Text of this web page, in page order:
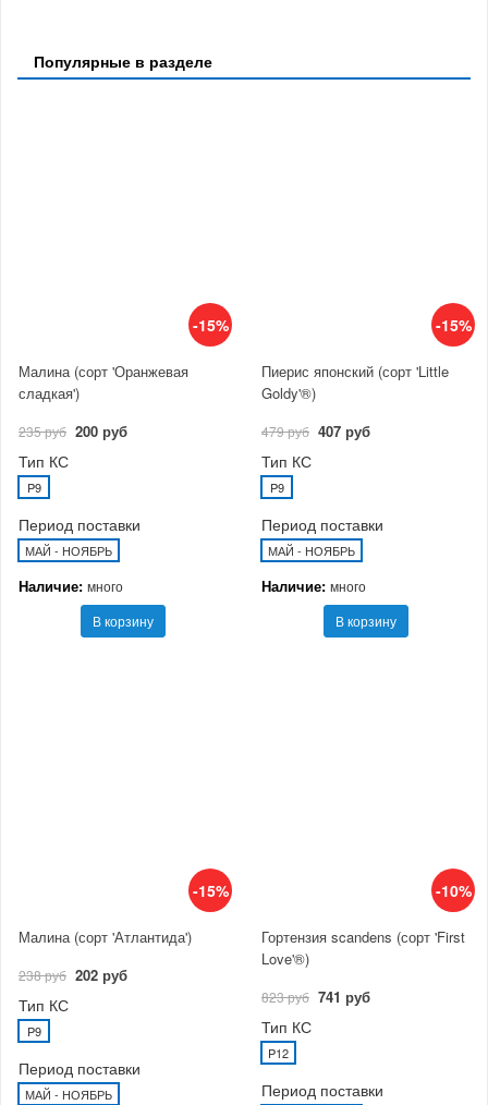
Популярные в разделе
-15%
Малина (сорт 'Оранжевая
сладкая')
235 руб 200 руб
Тип КС
P9
Период поставки
МАЙ - НОЯБРЬ
Наличие: много
В корзину
-15%
Пиерис японский (сорт 'Little
Goldy'®)
479 руб 407 руб
Тип КС
P9
Период поставки
МАЙ - НОЯБРЬ
Наличие: много
В корзину
-15%
Малина (сорт 'Атлантида')
238 руб 202 руб
Тип КС
P9
Период поставки
МАЙ - НОЯБРЬ
-10%
Гортензия scandens (сорт 'First
Love'®)
823 руб 741 руб
Тип КС
P12
Период поставки